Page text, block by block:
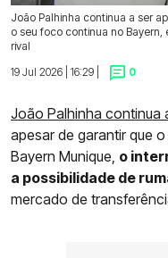
João Palhinha continua a ser
o seu foco continua no
rival
19 Jul 2026 | 16:29 |
0
João Palhinha continua
apesar de garantir que
Bayern Munique, o
a possibilidade de
mercado de